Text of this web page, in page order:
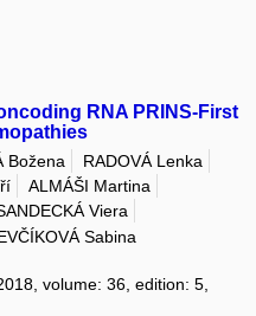
RNA PRINS-First
Božena
RADOVÁ Lenka
ALMÁŠI Martina
Viera
Sabina
volume: 36, edition: 5,